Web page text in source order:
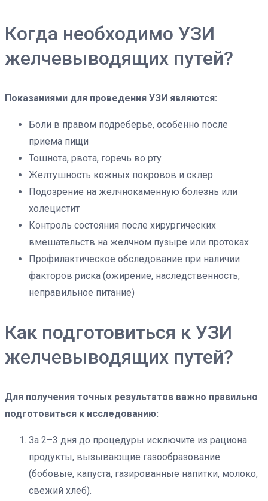
Когда необходимо УЗИ
желчевыводящих путей?
Показаниями для проведения УЗИ являются:
Боли в правом подреберье, особенно после
приема пищи
Тошнота, рвота, горечь во рту
Желтушность кожных покровов и склер
Подозрение на желчнокаменную болезнь или
холецистит
Контроль состояния после хирургических
вмешательств на желчном пузыре или протоках
Профилактическое обследование при наличии
факторов риска (ожирение, наследственность,
неправильное питание)
Как подготовиться к УЗИ
желчевыводящих путей?
Для получения точных результатов важно правильно
подготовиться к исследованию:
За 2–3 дня до процедуры исключите из рациона
продукты, вызывающие газообразование
(бобовые, капуста, газированные напитки, молоко,
свежий хлеб).